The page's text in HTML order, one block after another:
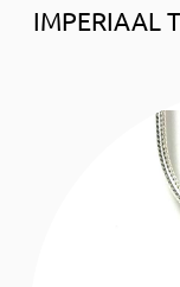
IMPERIAAL